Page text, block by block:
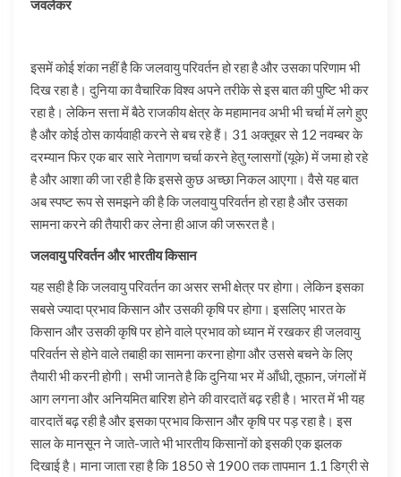
जवलेकर
इसमें कोई शंका नहीं है कि जलवायु परिवर्तन हो रहा है और उसका परिणाम भी
दिख रहा है। दुनिया का वैचारिक विश्व अपने तरीके से इस बात की पुष्टि भी कर
रहा है। लेकिन सत्ता में बैठे राजकीय क्षेत्र के महामानव अभी भी चर्चा में लगे हुए
है और कोई ठोस कार्यवाही करने से बच रहे हैं। 31 अक्तूबर से 12 नवम्बर के
दरम्यान फिर एक बार सारे नेतागण चर्चा करने हेतु ग्लासगों (यूके) में जमा हो रहे
है और आशा की जा रही है कि इससे कुछ अच्छा निकल आएगा। वैसे यह बात
अब स्पष्ट रूप से समझने की है कि जलवायु परिवर्तन हो रहा है और उसका
सामना करने की तैयारी कर लेना ही आज की जरूरत है।
जलवायु परिवर्तन और भारतीय किसान
यह सही है कि जलवायु परिवर्तन का असर सभी क्षेत्र पर होगा। लेकिन इसका
सबसे ज्यादा प्रभाव किसान और उसकी कृषि पर होगा। इसलिए भारत के
किसान और उसकी कृषि पर होने वाले प्रभाव को ध्यान में रखकर ही जलवायु
परिवर्तन से होने वाले तबाही का सामना करना होगा और उससे बचने के लिए
तैयारी भी करनी होगी। सभी जानते है कि दुनिया भर में आँधी, तूफान, जंगलों में
आग लगना और अनियमित बारिश होने की वारदातें बढ़ रही है। भारत में भी यह
वारदातें बढ़ रही है और इसका प्रभाव किसान और कृषि पर पड़ रहा है। इस
साल के मानसून ने जाते-जाते भी भारतीय किसानों को इसकी एक झलक
दिखाई है। माना जाता रहा है कि 1850 से 1900 तक तापमान 1.1 डिग्री से